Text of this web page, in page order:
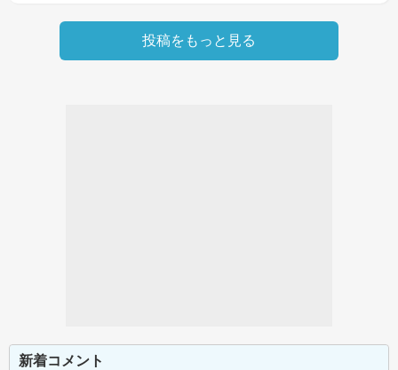
投稿をもっと見る
新着コメント